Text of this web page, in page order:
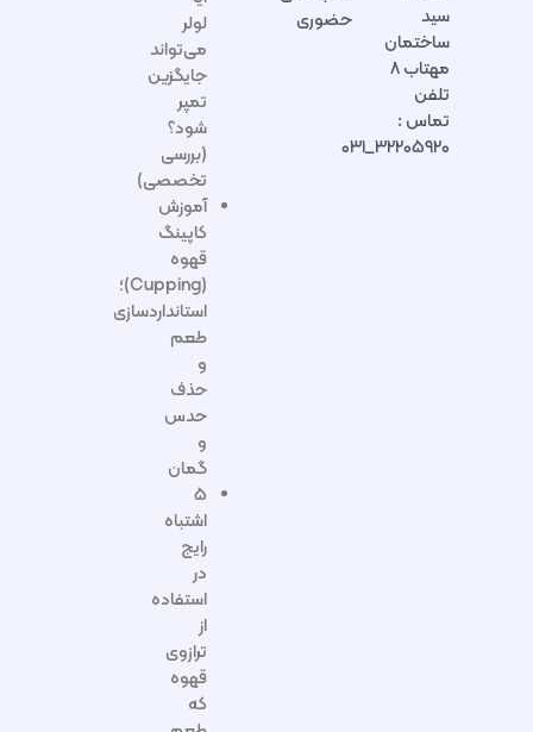
سید
ساختمان
مهتاب ۸
تلفن
تماس :
۳۲۲۰۵۹۲۰_۰۳۱
حضوری
لولر
می‌تواند
جایگزین
تمپر
شود؟
(بررسی
تخصصی)
آموزش
کاپینگ
قهوه
(Cupping)؛
استانداردسازی
طعم
و
حذف
حدس
و
گمان
۵
اشتباه
رایج
در
استفاده
از
ترازوی
قهوه
که